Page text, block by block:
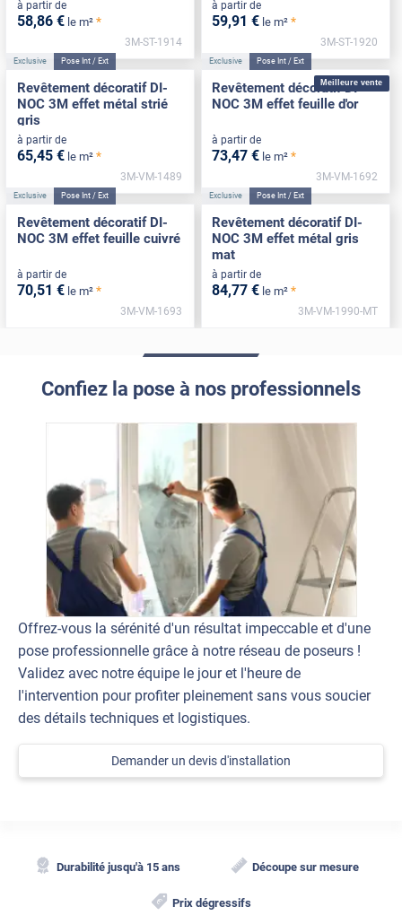
à partir de
58,86 € le m² *
3M-ST-1914
à partir de
59,91 € le m² *
3M-ST-1920
Exclusive Pose Int / Ext
Revêtement décoratif DI-
NOC 3M effet métal strié
gris
à partir de
65,45 € le m² *
3M-VM-1489
Meilleure vente
Exclusive Pose Int / Ext
Revêtement décoratif DI-
NOC 3M effet feuille d'or
à partir de
73,47 € le m² *
3M-VM-1692
Exclusive Pose Int / Ext
Revêtement décoratif DI-
NOC 3M effet feuille cuivré
à partir de
70,51 € le m² *
3M-VM-1693
Exclusive Pose Int / Ext
Revêtement décoratif DI-
NOC 3M effet métal gris
mat
à partir de
84,77 € le m² *
3M-VM-1990-MT
Confiez la pose à nos professionnels
Offrez-vous la sérénité d'un résultat impeccable et d'une
pose professionnelle grâce à notre réseau de poseurs !
Validez avec notre équipe le jour et l'heure de
l'intervention pour profiter pleinement sans vous soucier
des détails techniques et logistiques.
Demander un devis d'installation
Durabilité jusqu'à 15 ans Découpe sur mesure
Prix dégressifs